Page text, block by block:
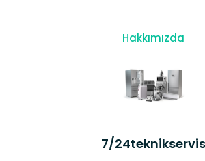
Hakkımızda
7/24teknikservis